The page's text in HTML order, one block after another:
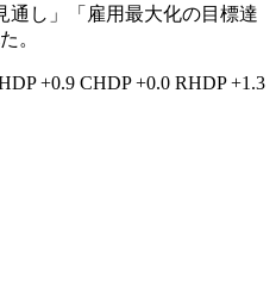
通し」「雇用最大化の目標達
。
+0.9 CHDP +0.0 RHDP +1.3